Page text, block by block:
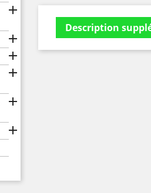






Description